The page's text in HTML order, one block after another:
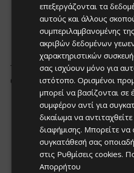
επεξεργάζονται τα
αυτούς και άλλους
συμπεριλαμβανομένης
ακριβών δεδομένων
χαρακτηριστικών
σας ισχύουν μόνο για
ιστότοπο. Ορισμένοι
μπορεί να βασίζονται σε
συμφέρον αντί για
δικαίωμα να αντιταχθείτε
διαφήμισης. Μπορείτε να
συγκατάθεσή σας
στις Ρυθμίσεις cookies.
Απορρήτου